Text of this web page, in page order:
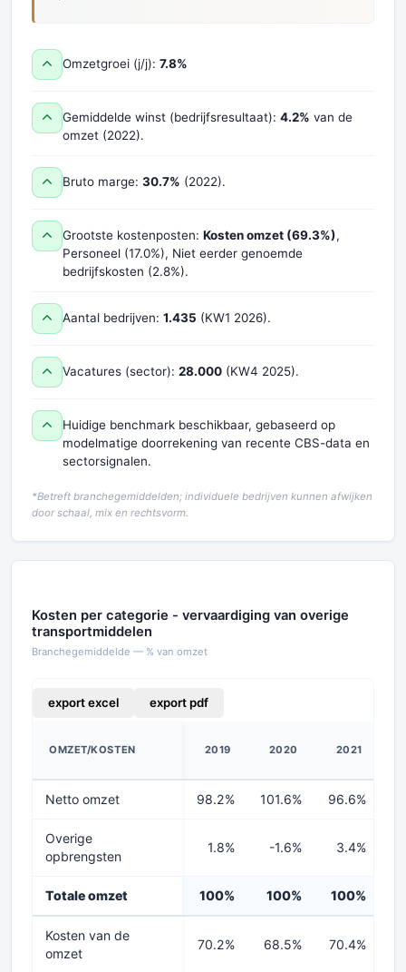
Omzetgroei (j/j): 7.8%
Gemiddelde winst (bedrijfsresultaat): 4.2% van de
omzet (2022).
Bruto marge: 30.7% (2022).
Grootste kostenposten: Kosten omzet (69.3%),
Personeel (17.0%), Niet eerder genoemde
bedrijfskosten (2.8%).
Aantal bedrijven: 1.435 (KW1 2026).
Vacatures (sector): 28.000 (KW4 2025).
Huidige benchmark beschikbaar, gebaseerd op
modelmatige doorrekening van recente CBS-data en
sectorsignalen.
*Betreft branchegemiddelden; individuele bedrijven kunnen afwijken
door schaal, mix en rechtsvorm.
Kosten per categorie - vervaardiging van overige
transportmiddelen
Branchegemiddelde — % van omzet
export excel export pdf
OMZET/KOSTEN 2019 2020 2021
Netto omzet 98.2% 101.6% 96.6%
Overige
opbrengsten
1.8% -1.6% 3.4%
Totale omzet 100% 100% 100%
Kosten van de
omzet
70.2% 68.5% 70.4%